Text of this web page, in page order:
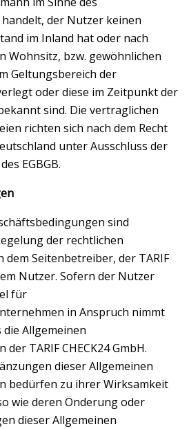
der Nutzer keinen
im Inland hat oder nach
Wohnsitz, bzw. gewöhnlichen
Geltungsbereich der
oder diese im Zeitpunkt der
sind. Die vertraglichen
richten sich nach dem Recht
unter Ausschluss der
EGBGB.
sind
der rechtlichen
dem Seitenbetreiber, der TARIF
Nutzer. Sofern der Nutzer
für
in Anspruch nimmt
Allgemeinen
TARIF CHECK24 GmbH.
dieser Allgemeinen
bedürfen zu ihrer Wirksamkeit
wie deren Önderung oder
dieser Allgemeinen